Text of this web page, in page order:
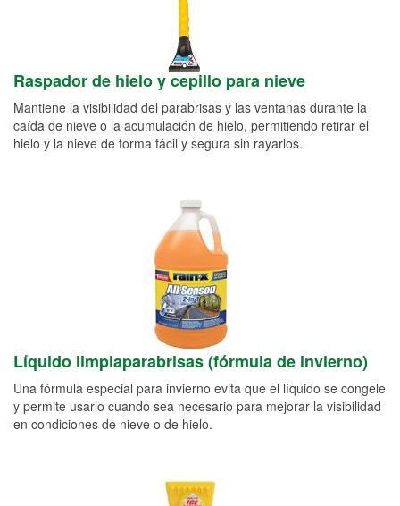
Raspador de hielo y cepillo para nieve
Mantiene la visibilidad del parabrisas y las ventanas durante la
caída de nieve o la acumulación de hielo, permitiendo retirar el
hielo y la nieve de forma fácil y segura sin rayarlos.
Líquido limpiaparabrisas (fórmula de invierno)
Una fórmula especial para invierno evita que el líquido se congele
y permite usarlo cuando sea necesario para mejorar la visibilidad
en condiciones de nieve o de hielo.